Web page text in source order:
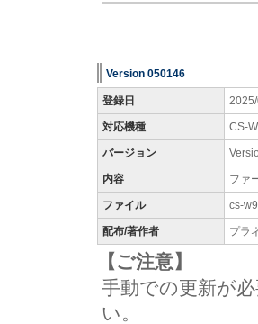
Version 050146
登録日
対応機種 CS-
バージョン
内容 ファ
ファイル cs-
配布/著作者 プラ
【ご注意】
手動での更新が
い。